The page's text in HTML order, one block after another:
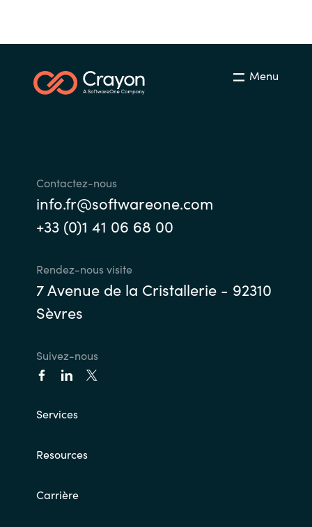
France
Iceland
Indonesia
Menu
Contactez-nous
info.fr@softwareone.com
+33 (0)1 41 06 68 00
Rendez-nous visite
7 Avenue de la Cristallerie - 92310
Sèvres
Suivez-nous
Services
Resources
Carrière